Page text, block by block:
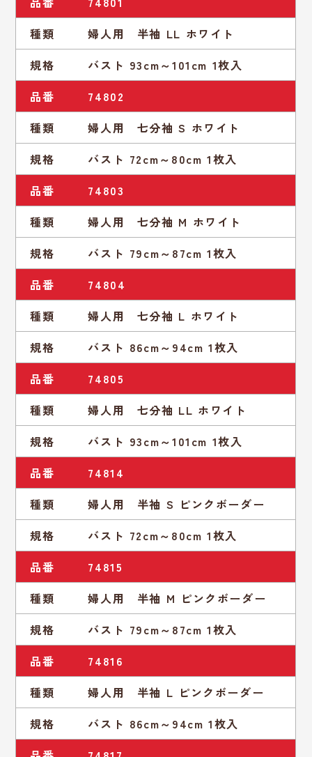
種類
婦人用 半袖 LL ホワイト
規格
バスト 93cm～101cm 1枚入
品番
74802
種類
婦人用 七分袖 S ホワイト
規格
バスト 72cm～80cm 1枚入
品番
74803
種類
婦人用 七分袖 M ホワイト
規格
バスト 79cm～87cm 1枚入
品番
74804
種類
婦人用 七分袖 L ホワイト
規格
バスト 86cm～94cm 1枚入
品番
74805
種類
婦人用 七分袖 LL ホワイト
規格
バスト 93cm～101cm 1枚入
品番
74814
種類
婦人用 半袖 S ピンクボーダー
規格
バスト 72cm～80cm 1枚入
品番
74815
種類
婦人用 半袖 M ピンクボーダー
規格
バスト 79cm～87cm 1枚入
品番
74816
種類
婦人用 半袖 L ピンクボーダー
規格
バスト 86cm～94cm 1枚入